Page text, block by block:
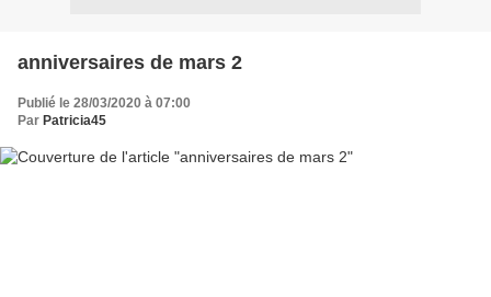
anniversaires de mars 2
Publié le 28/03/2020 à 07:00
Par Patricia45